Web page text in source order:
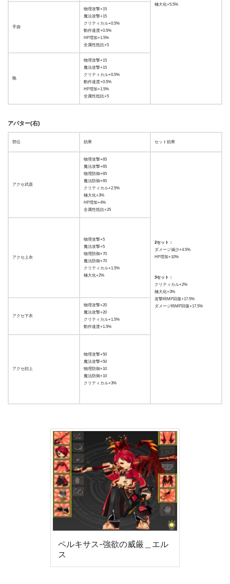
極大化+5.5%
手袋
物理攻撃+15
魔法攻撃+15
クリティカル+0.5%
動作速度+0.5%
HP増加+1.5%
全属性抵抗+5
靴
物理攻撃+15
魔法攻撃+15
クリティカル+0.5%
動作速度+0.5%
HP増加+1.5%
全属性抵抗+5
アバター(右)
部位 効果 セット効果
アクセ武器
物理攻撃+65
魔法攻撃+65
物理防御+65
魔法防御+65
クリティカル+2.5%
極大化+3%
HP増加+4%
全属性抵抗+25
2セット：
ダメージ減少+4.5%
HP増加+10%
3セット：
クリティカル+2%
極大化+3%
攻撃時MP回復+17.5%
ダメージ時MP回復+17.5%
アクセ上衣
物理攻撃+5
魔法攻撃+5
物理防御+70
魔法防御+70
クリティカル+1.5%
極大化+2%
アクセ下衣
物理攻撃+20
魔法攻撃+20
クリティカル+1.5%
動作速度+1.5%
アクセ顔上
物理攻撃+50
魔法攻撃+50
物理防御+10
魔法防御+10
クリティカル+3%
ペルキサス-強欲の威厳＿エル
ス